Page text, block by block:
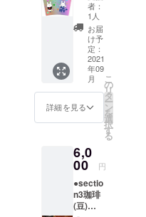
造から
5ヶ月
【コー
ヒー豆
につい
て】 生
豆は、
ARIOST
O
TORAJ
GRADE
１を使
用して
いま
す。 ト
ラジャ
飲み口
のフタ
を閉じ
ると平
らにな
るスタ
イリッ
シュな
フラッ
ト
キャッ
す。 本
体耐熱
温度100
度。
☆500m
lの大容
者：
1人
お届
け予
定：
2021
年09
月
詳細を見る
こ
の
リ
タ
ー
ン
を
選
択
す
る
6,0
00 円
●sectio
n3珈琲
(豆)